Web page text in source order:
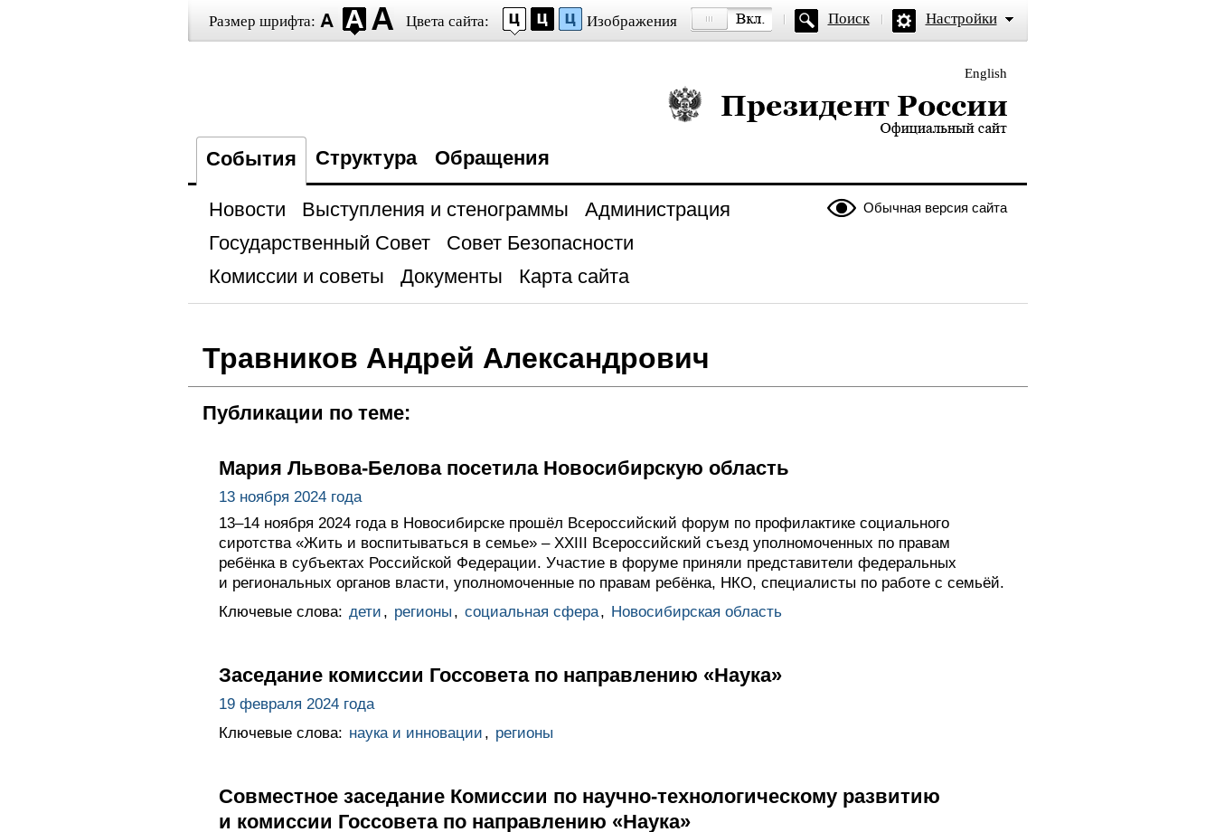
Размер шрифта: Цвета сайта: Изображения Поиск Настройки
English
Президент России — официальный сайт
События Структура Обращения
Обычная версия сайта
Новости Выступления и стенограммы
Администрация
Государственный Совет
Совет Безопасности
Комиссии и советы
Документы Карта сайта
Травников Андрей Александрович
Публикации по теме:
Мария Львова-Белова посетила Новосибирскую область
13 ноября 2024 года
13–14 ноября 2024 года в Новосибирске прошёл Всероссийский форум по профилактике социального
сиротства «Жить и воспитываться в семье» – XXIII Всероссийский съезд уполномоченных по правам
ребёнка в субъектах Российской Федерации. Участие в форуме приняли представители федеральных
и региональных органов власти, уполномоченные по правам ребёнка, НКО, специалисты по работе с семьёй.
Ключевые слова: дети , регионы , социальная сфера, Новосибирская область
Заседание комиссии Госсовета по направлению «Наука»
19 февраля 2024 года
Ключевые слова: наука и инновации , регионы
Совместное заседание Комиссии по научно-технологическому развитию
и комиссии Госсовета по направлению «Наука»